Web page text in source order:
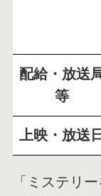
配給・放送
等
上映・放送日
「ミステリ